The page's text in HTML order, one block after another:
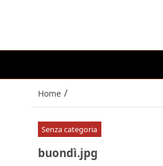
Home /
Senza categoria
buondì.jpg